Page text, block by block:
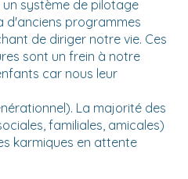
système de pilotage
programmes
de diriger notre vie. Ces
sont un frein à notre
car nous leur
La majorité des
familiales, amicales)
karmiques en attente